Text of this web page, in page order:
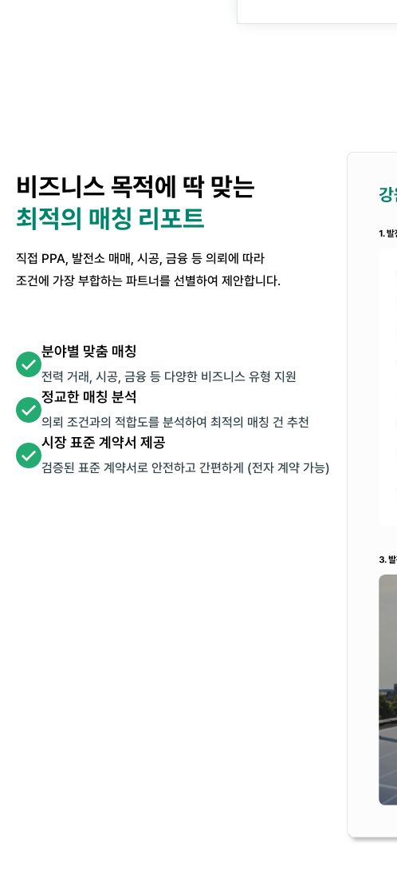
비즈니스 목적에 딱 맞는
최적의 매칭 리포트
직접 PPA, 발전소 매매, 시공, 금융 등 의뢰에 따라
조건에 가장 부합하는 파트너를 선별하여 제안합니다.
분야별 맞춤 매칭
전력 거래, 시공, 금융 등 다양한 비즈니스 유형 지원
정교한 매칭 분석
의뢰 조건과의 적합도를 분석하여 최적의 매칭 건 추천
시장 표준 계약서 제공
검증된 표준 계약서로 안전하고 간편하게 (전자 계약 가능)